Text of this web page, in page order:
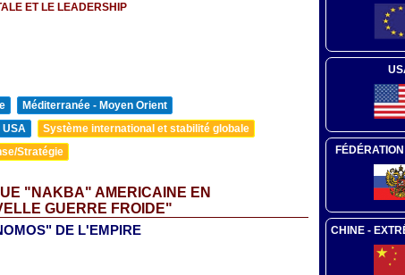
ET LE LEADERSHIP
Méditerranée - Moyen Orient
USA
Système international et stabilité globale
Stratégie
"NAKBA" AMERICAINE EN
GUERRE FROIDE"
DE L'EMPIRE CHINE -